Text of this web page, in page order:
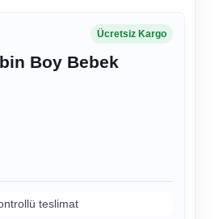
Ücretsiz Kargo
Boy Bebek
teslimat